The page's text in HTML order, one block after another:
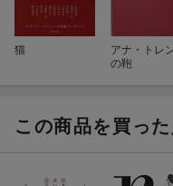
猫
アナ・トレ
の鞄
この商品を買っ